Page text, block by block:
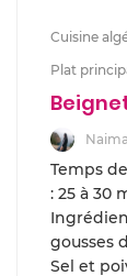
Cuisine
Plat
Temps
: 25 à 30
gousses
Sel et